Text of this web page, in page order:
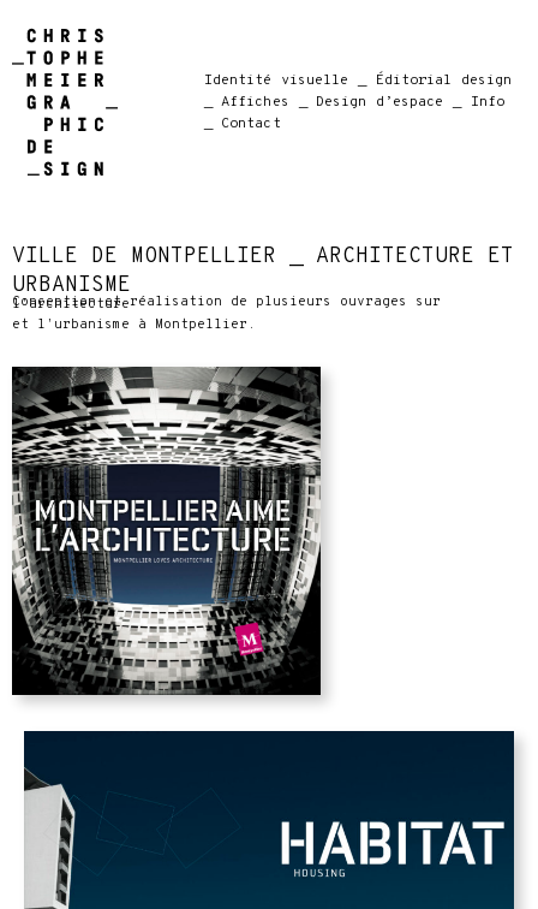
Identité visuelle
_ Éditorial design
_ Affiches
_ Design d’espace
_ Info
_ Contact
VILLE DE MONTPELLIER _ ARCHITECTURE ET
URBANISME
Conception et réalisation de plusieurs ouvrages sur l’architecture
et l’urbanisme à Montpellier.